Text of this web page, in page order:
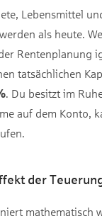
Lebensmittel
als heute.
Rentenplanung
tatsächlichen
. Du besitzt im
auf dem Konto,
der
mathematisch